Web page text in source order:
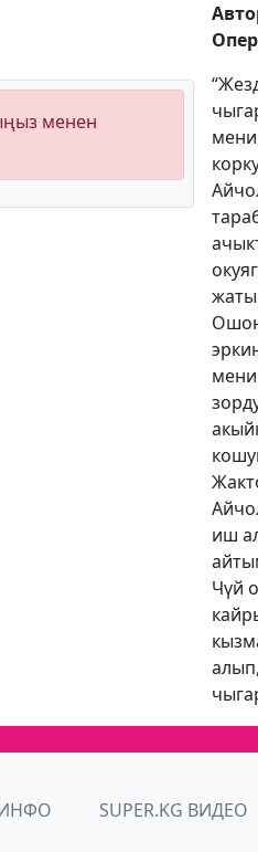
менен
иш
Чүй
SUPER.KG ВИДЕО